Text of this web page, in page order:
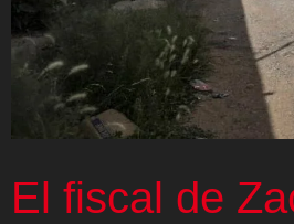
El fiscal de